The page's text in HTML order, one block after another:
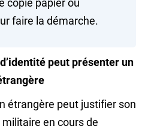
copie papier ou
faire la démarche.
peut présenter un
étrangère peut justifier son
en cours de